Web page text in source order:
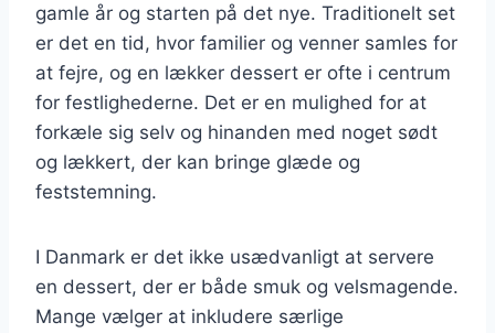
gamle år og starten på det nye. Traditionelt set
er det en tid, hvor familier og venner samles for
at fejre, og en lækker dessert er ofte i centrum
for festlighederne. Det er en mulighed for at
forkæle sig selv og hinanden med noget sødt
og lækkert, der kan bringe glæde og
feststemning.
I Danmark er det ikke usædvanligt at servere
en dessert, der er både smuk og velsmagende.
Mange vælger at inkludere særlige